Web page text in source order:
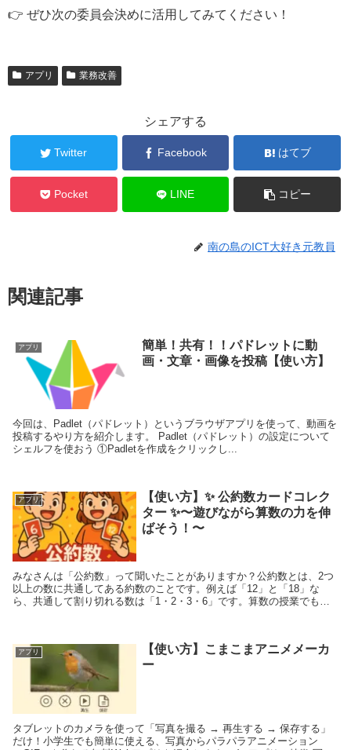
👉 ぜひ次の委員会決めに活用してみてください！
アプリ 業務改善
シェアする
Twitter Facebook はてブ
Pocket LINE コピー
南の島のICT大好き元教員
関連記事
アプリ
簡単！共有！！パドレットに動
画・文章・画像を投稿【使い方】
今回は、Padlet（パドレット）というブラウザアプリを使って、動画を
投稿するやり方を紹介します。 Padlet（パドレット）の設定について
シェルフを使おう ①Padletを作成をクリックし...
アプリ
【使い方】✨ 公約数カードコレク
ター ✨〜遊びながら算数の力を伸
ばそう！〜
みなさんは「公約数」って聞いたことがありますか？公約数とは、2つ
以上の数に共通してある約数のことです。例えば「12」と「18」な
ら、共通して割り切れる数は「1・2・3・6」です。算数の授業でもよ
アプリ
【使い方】こまこまアニメメーカ
ー
タブレットのカメラを使って「写真を撮る → 再生する → 保存する」
だけ！小学生でも簡単に使える、写真からパラパラアニメーション